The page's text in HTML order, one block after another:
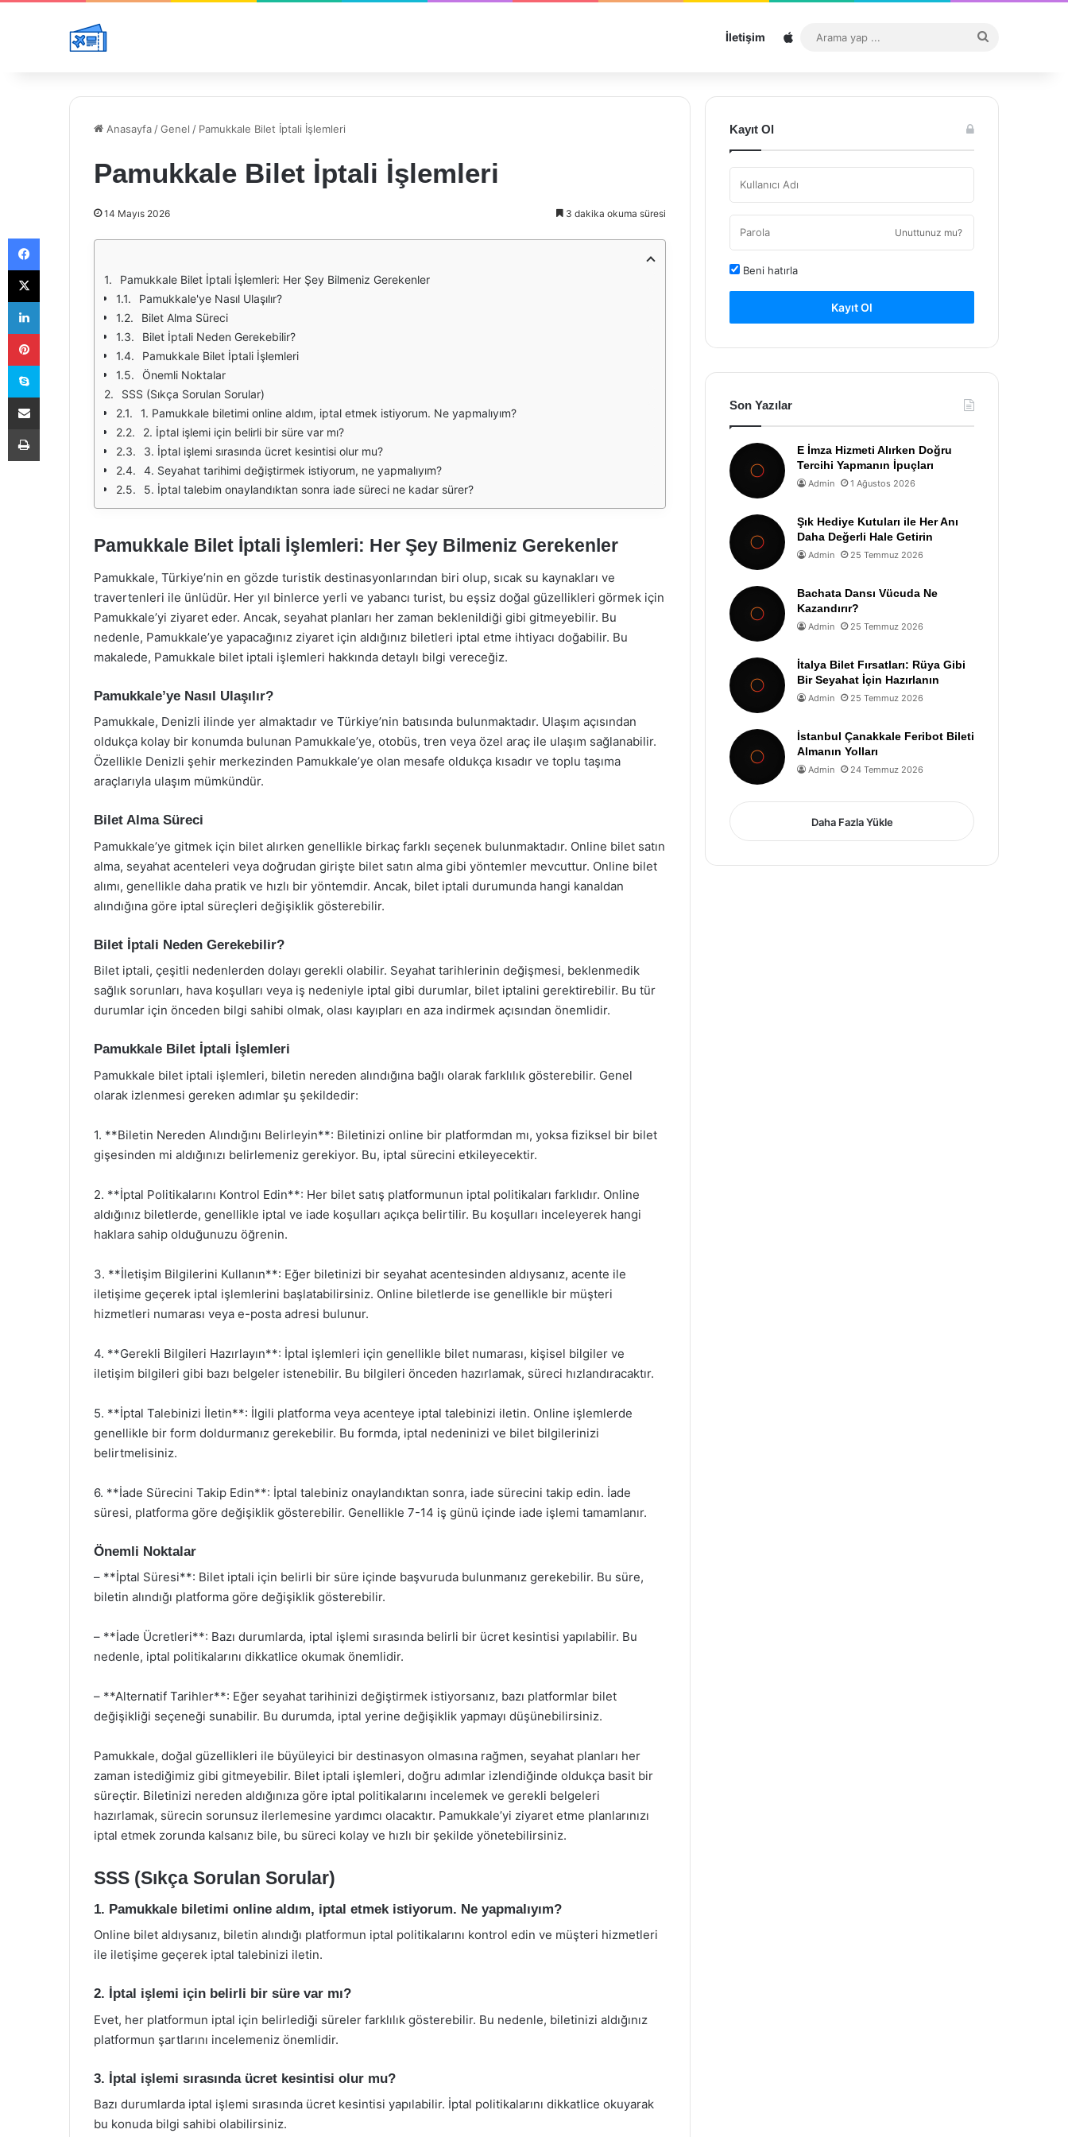
İletişim Sitemap
...
Anasayfa /Genel / Pamukkale Bilet İptali İşlemleri
Pamukkale Bilet İptali İşlemleri
14 Mayıs 2026 3 dakika okuma süresi
Pamukkale Bilet İptali İşlemleri: Her Şey Bilmeniz Gerekenler
Pamukkale'ye Nasıl Ulaşılır?
Bilet Alma Süreci
Bilet İptali Neden Gerekebilir?
Pamukkale Bilet İptali İşlemleri
Önemli Noktalar
SSS (Sıkça Sorulan Sorular)
1. Pamukkale biletimi online aldım, iptal etmek istiyorum. Ne yapmalıyım?
2. İptal işlemi için belirli bir süre var mı?
3. İptal işlemi sırasında ücret kesintisi olur mu?
4. Seyahat tarihimi değiştirmek istiyorum, ne yapmalıyım?
5. İptal talebim onaylandıktan sonra iade süreci ne kadar sürer?
Pamukkale Bilet İptali İşlemleri: Her Şey Bilmeniz Gerekenler
Pamukkale, Türkiye’nin en gözde turistik destinasyonlarından biri olup, sıcak su kaynakları ve
travertenleri ile ünlüdür. Her yıl binlerce yerli ve yabancı turist, bu eşsiz doğal güzellikleri görmek için
Pamukkale’yi ziyaret eder. Ancak, seyahat planları her zaman beklenildiği gibi gitmeyebilir. Bu
nedenle, Pamukkale’ye yapacağınız ziyaret için aldığınız biletleri iptal etme ihtiyacı doğabilir. Bu
makalede, Pamukkale bilet iptali işlemleri hakkında detaylı bilgi vereceğiz.
Pamukkale’ye Nasıl Ulaşılır?
Pamukkale, Denizli ilinde yer almaktadır ve Türkiye’nin batısında bulunmaktadır. Ulaşım açısından
oldukça kolay bir konumda bulunan Pamukkale’ye, otobüs, tren veya özel araç ile ulaşım sağlanabilir.
Özellikle Denizli şehir merkezinden Pamukkale’ye olan mesafe oldukça kısadır ve toplu taşıma
araçlarıyla ulaşım mümkündür.
Bilet Alma Süreci
Pamukkale’ye gitmek için bilet alırken genellikle birkaç farklı seçenek bulunmaktadır. Online bilet satın
alma, seyahat acenteleri veya doğrudan girişte bilet satın alma gibi yöntemler mevcuttur. Online bilet
alımı, genellikle daha pratik ve hızlı bir yöntemdir. Ancak, bilet iptali durumunda hangi kanaldan
alındığına göre iptal süreçleri değişiklik gösterebilir.
Bilet İptali Neden Gerekebilir?
Bilet iptali, çeşitli nedenlerden dolayı gerekli olabilir. Seyahat tarihlerinin değişmesi, beklenmedik
sağlık sorunları, hava koşulları veya iş nedeniyle iptal gibi durumlar, bilet iptalini gerektirebilir. Bu tür
durumlar için önceden bilgi sahibi olmak, olası kayıpları en aza indirmek açısından önemlidir.
Pamukkale Bilet İptali İşlemleri
Pamukkale bilet iptali işlemleri, biletin nereden alındığına bağlı olarak farklılık gösterebilir. Genel
olarak izlenmesi gereken adımlar şu şekildedir:
1. **Biletin Nereden Alındığını Belirleyin**: Biletinizi online bir platformdan mı, yoksa fiziksel bir bilet
gişesinden mi aldığınızı belirlemeniz gerekiyor. Bu, iptal sürecini etkileyecektir.
2. **İptal Politikalarını Kontrol Edin**: Her bilet satış platformunun iptal politikaları farklıdır. Online
aldığınız biletlerde, genellikle iptal ve iade koşulları açıkça belirtilir. Bu koşulları inceleyerek hangi
haklara sahip olduğunuzu öğrenin.
3. **İletişim Bilgilerini Kullanın**: Eğer biletinizi bir seyahat acentesinden aldıysanız, acente ile
iletişime geçerek iptal işlemlerini başlatabilirsiniz. Online biletlerde ise genellikle bir müşteri
hizmetleri numarası veya e-posta adresi bulunur.
4. **Gerekli Bilgileri Hazırlayın**: İptal işlemleri için genellikle bilet numarası, kişisel bilgiler ve
iletişim bilgileri gibi bazı belgeler istenebilir. Bu bilgileri önceden hazırlamak, süreci hızlandıracaktır.
5. **İptal Talebinizi İletin**: İlgili platforma veya acenteye iptal talebinizi iletin. Online işlemlerde
genellikle bir form doldurmanız gerekebilir. Bu formda, iptal nedeninizi ve bilet bilgilerinizi
belirtmelisiniz.
6. **İade Sürecini Takip Edin**: İptal talebiniz onaylandıktan sonra, iade sürecini takip edin. İade
süresi, platforma göre değişiklik gösterebilir. Genellikle 7-14 iş günü içinde iade işlemi tamamlanır.
Önemli Noktalar
– **İptal Süresi**: Bilet iptali için belirli bir süre içinde başvuruda bulunmanız gerekebilir. Bu süre,
biletin alındığı platforma göre değişiklik gösterebilir.
– **İade Ücretleri**: Bazı durumlarda, iptal işlemi sırasında belirli bir ücret kesintisi yapılabilir. Bu
nedenle, iptal politikalarını dikkatlice okumak önemlidir.
– **Alternatif Tarihler**: Eğer seyahat tarihinizi değiştirmek istiyorsanız, bazı platformlar bilet
değişikliği seçeneği sunabilir. Bu durumda, iptal yerine değişiklik yapmayı düşünebilirsiniz.
Pamukkale, doğal güzellikleri ile büyüleyici bir destinasyon olmasına rağmen, seyahat planları her
zaman istediğimiz gibi gitmeyebilir. Bilet iptali işlemleri, doğru adımlar izlendiğinde oldukça basit bir
süreçtir. Biletinizi nereden aldığınıza göre iptal politikalarını incelemek ve gerekli belgeleri
hazırlamak, sürecin sorunsuz ilerlemesine yardımcı olacaktır. Pamukkale’yi ziyaret etme planlarınızı
iptal etmek zorunda kalsanız bile, bu süreci kolay ve hızlı bir şekilde yönetebilirsiniz.
SSS (Sıkça Sorulan Sorular)
1. Pamukkale biletimi online aldım, iptal etmek istiyorum. Ne yapmalıyım?
Online bilet aldıysanız, biletin alındığı platformun iptal politikalarını kontrol edin ve müşteri hizmetleri
ile iletişime geçerek iptal talebinizi iletin.
2. İptal işlemi için belirli bir süre var mı?
Evet, her platformun iptal için belirlediği süreler farklılık gösterebilir. Bu nedenle, biletinizi aldığınız
platformun şartlarını incelemeniz önemlidir.
3. İptal işlemi sırasında ücret kesintisi olur mu?
Bazı durumlarda iptal işlemi sırasında ücret kesintisi yapılabilir. İptal politikalarını dikkatlice okuyarak
bu konuda bilgi sahibi olabilirsiniz.
Kayıt Ol
Unuttunuz mu?
Beni hatırla
Kayıt Ol
Son Yazılar
E İmza Hizmeti Alırken Doğru
Tercihi Yapmanın İpuçları
Admin 1 Ağustos 2026
Şık Hediye Kutuları ile Her Anı
Daha Değerli Hale Getirin
Admin 25 Temmuz 2026
Bachata Dansı Vücuda Ne
Kazandırır?
Admin 25 Temmuz 2026
İtalya Bilet Fırsatları: Rüya Gibi
Bir Seyahat İçin Hazırlanın
Admin 25 Temmuz 2026
İstanbul Çanakkale Feribot Bileti
Almanın Yolları
Admin 24 Temmuz 2026
Daha Fazla Yükle
Facebook
X
LinkedIn
Pinterest
Skype
E-Posta ile paylaş